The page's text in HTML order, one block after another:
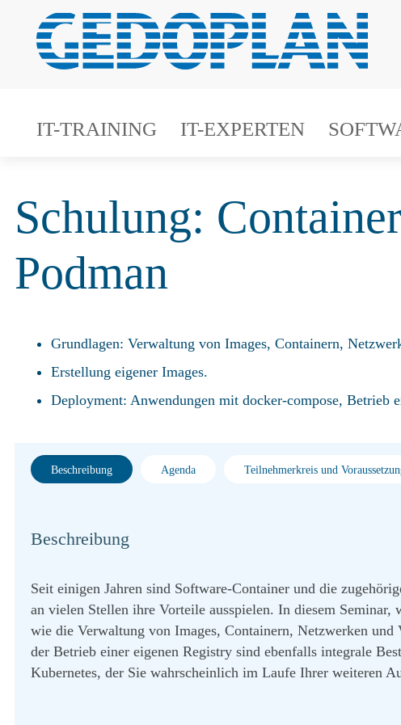
IT-TRAINING IT-EXPERTEN
Schulung:
Podman
Grundlagen: Verwaltung von Images, Containern,
Erstellung eigener Images.
Deployment: Anwendungen mit docker-compose, Betrieb
Beschreibung Agenda Teilnehmerkreis und
Beschreibung
Seit einigen Jahren sind Software-Container und die
an vielen Stellen ihre Vorteile ausspielen. In diesem
wie die Verwaltung von Images, Containern, Netzwerken
der Betrieb einer eigenen Registry sind ebenfalls integrale
Kubernetes, der Sie wahrscheinlich im Laufe Ihrer weiteren